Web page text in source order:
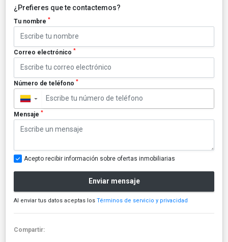
¿Prefieres que te contactemos?
Tu nombre *
Correo electrónico *
Número de teléfono *
▼
Mensaje *
Acepto recibir información sobre ofertas inmobiliarias
Enviar mensaje
Al enviar tus datos aceptas los Términos de servicio y privacidad
Compartir: